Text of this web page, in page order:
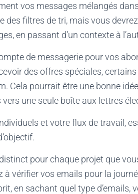
vos messages mélangés
des filtres de tri, mais vous
en passant d’un contexte à
de messagerie pour vos
des offres spéciales,
Cela pourrait être une bonne
une seule boîte aux lettres
et votre flux de travail,
pour chaque projet que
vérifier vos emails pour la
en sachant quel type d’emails,